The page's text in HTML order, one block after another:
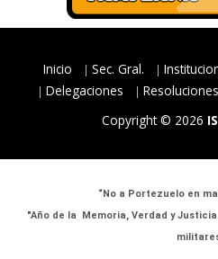
Inicio Sec. Gral.
Delegaciones
Resoluciones
Copyright © 2026
“No a Portezuelo en
"Año de la Memoria, Verdad y